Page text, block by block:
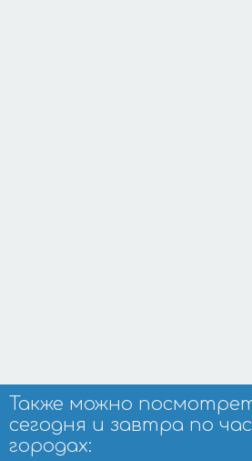
Также можно
сегодня и завтра по
городах: